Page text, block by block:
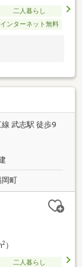
二人暮らし
インターネット無料
武志駅 徒歩9
岡町
2）
二人暮らし